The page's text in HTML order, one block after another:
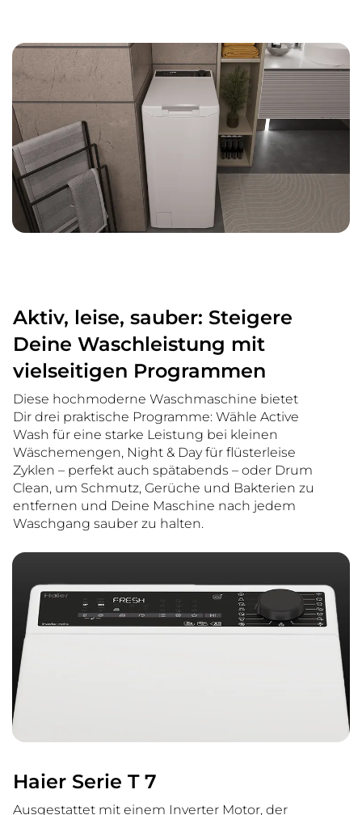
Aktiv, leise, sauber: Steigere
Deine Waschleistung mit
vielseitigen Programmen
Diese hochmoderne Waschmaschine bietet
Dir drei praktische Programme: Wähle Active
Wash für eine starke Leistung bei kleinen
Wäschemengen, Night & Day für flüsterleise
Zyklen – perfekt auch spätabends – oder Drum
Clean, um Schmutz, Gerüche und Bakterien zu
entfernen und Deine Maschine nach jedem
Waschgang sauber zu halten.
Haier Serie T 7
Ausgestattet mit einem Inverter Motor, der